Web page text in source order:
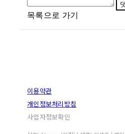
목록으로 가기
이용약관
개인정보처리방침
사업자정보확인